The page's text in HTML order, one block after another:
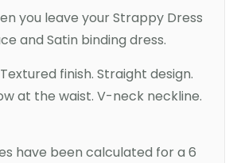
you leave your Strappy Dress
and Satin binding dress.
finish. Straight design.
at the waist. V-neck neckline.
have been calculated for a 6